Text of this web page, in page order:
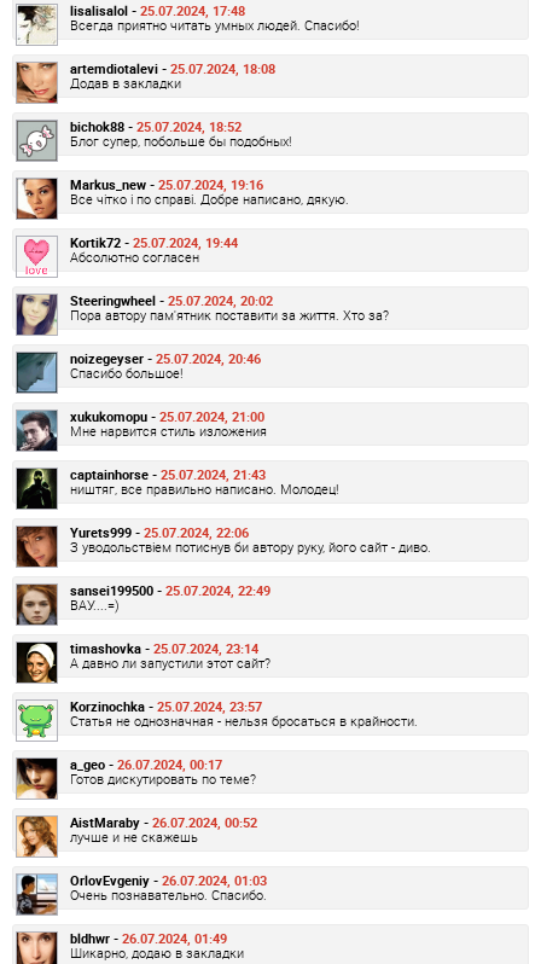
lisalisalol - 25.07.2024, 17:48
Всегда приятно читать умных людей. Спасибо!
artemdiotalevi - 25.07.2024, 18:08
Додав в закладки
bichok88 - 25.07.2024, 18:52
Блог супер, побольше бы подобных!
Markus_new - 25.07.2024, 19:16
Все чітко і по справі. Добре написано, дякую.
Kortik72 - 25.07.2024, 19:44
Абсолютно согласен
Steeringwheel - 25.07.2024, 20:02
Пора автору пам'ятник поставити за життя. Хто за?
noizegeyser - 25.07.2024, 20:46
Спасибо большое!
xukukomopu - 25.07.2024, 21:00
Мне нарвится стиль изложения
captainhorse - 25.07.2024, 21:43
ништяг, все правильно написано. Молодец!
Yurets999 - 25.07.2024, 22:06
З уводольствіем потиснув би автору руку, його сайт - диво.
sansei199500 - 25.07.2024, 22:49
ВАУ....=)
timashovka - 25.07.2024, 23:14
А давно ли запустили этот сайт?
Korzinochka - 25.07.2024, 23:57
Статья не однозначная - нельзя бросаться в крайности.
a_geo - 26.07.2024, 00:17
Готов дискутировать по теме?
AistMaraby - 26.07.2024, 00:52
лучше и не скажешь
OrlovEvgeniy - 26.07.2024, 01:03
Очень познавательно. Спасибо.
bldhwr - 26.07.2024, 01:49
Шикарно, додаю в закладки